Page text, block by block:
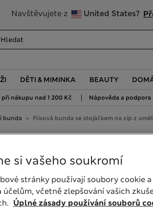
Navštěvujete z United States?
DĚTI & MIMINKA BEAUTY
nákupu nad 1 200 Kč | Nápověda a podpora
bunda Flísová bunda se stojáčkem na zip z
zip z umělé
si vašeho soukromí
stránky používají soubory cookie
účelům, včetně zlepšování vašich
Úplné zásady používání souborů